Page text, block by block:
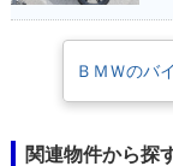
ＢＭＷのバ
関連物件から探